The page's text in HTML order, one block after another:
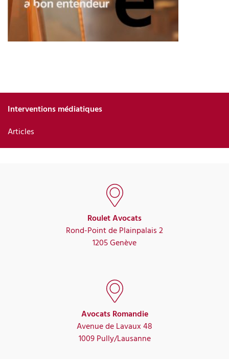
Interventions médiatiques
Articles
Roulet Avocats
Rond-Point de Plainpalais 2
1205 Genève
Avocats Romandie
Avenue de Lavaux 48
1009 Pully/Lausanne